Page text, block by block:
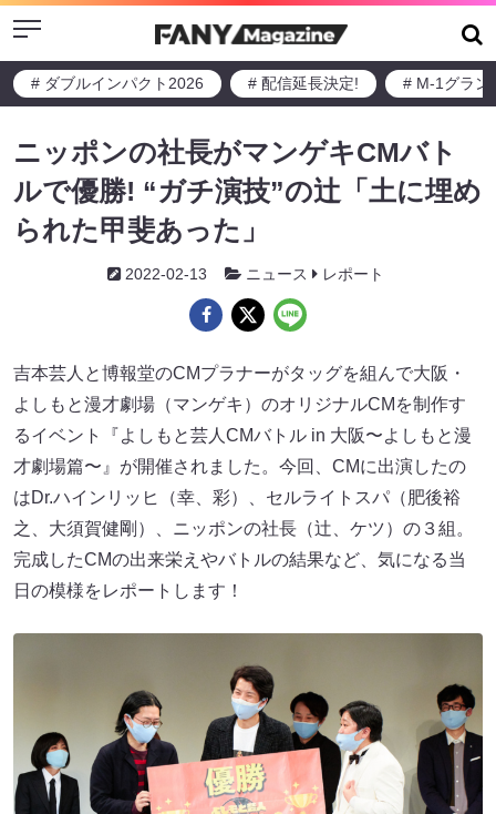
Menu
# ダブルインパクト2026 # 配信延長決定! # M-1グラン
ニッポンの社長がマンゲキCMバト
ルで優勝! “ガチ演技”の辻「土に埋め
られた甲斐あった」
2022-02-13 ニュース レポート
吉本芸人と博報堂のCMプラナーがタッグを組んで大阪・
よしもと漫才劇場（マンゲキ）のオリジナルCMを制作す
るイベント『よしもと芸人CMバトル in 大阪〜よしもと漫
才劇場篇〜』が開催されました。今回、CMに出演したの
はDr.ハインリッヒ（幸、彩）、セルライトスパ（肥後裕
之、大須賀健剛）、ニッポンの社長（辻、ケツ）の３組。
完成したCMの出来栄えやバトルの結果など、気になる当
日の模様をレポートします！